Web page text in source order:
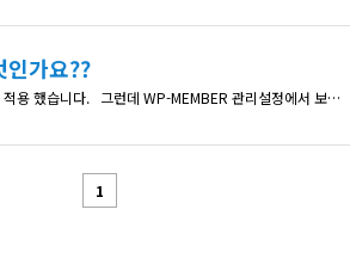
가요??
코스모스팜 회원관리 기능을 적용 했습니다. 그런데 WP-MEMBER 관리설정에서 보면 user_id 가 있는데, 이것은 어떤것인가요?? 실제 사용자의 아이디는 username 을 쓰는것 같은데요..
1